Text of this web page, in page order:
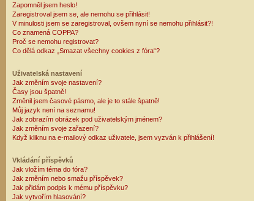
Zapomněl jsem heslo!
Zaregistroval jsem se, ale nemohu se přihlásit!
V minulosti jsem se zaregistroval, ovšem nyní se nemohu přihlásit?!
Co znamená COPPA?
Proč se nemohu registrovat?
Co dělá odkaz „Smazat všechny cookies z fóra“?
Uživatelská nastavení
Jak změním svoje nastavení?
Časy jsou špatně!
Změnil jsem časové pásmo, ale je to stále špatně!
Můj jazyk není na seznamu!
Jak zobrazím obrázek pod uživatelským jménem?
Jak změním svoje zařazení?
Když kliknu na e-mailový odkaz uživatele, jsem vyzván k přihlášení!
Vkládání příspěvků
Jak vložím téma do fóra?
Jak změním nebo smažu příspěvek?
Jak přidám podpis k mému příspěvku?
Jak vytvořím hlasování?